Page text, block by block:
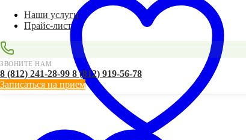
Наши услуги
Прайс-лист
ЗВОНИТЕ НАМ
8 (812) 241-28-99 8 (812) 919-56-78
Записаться на прием